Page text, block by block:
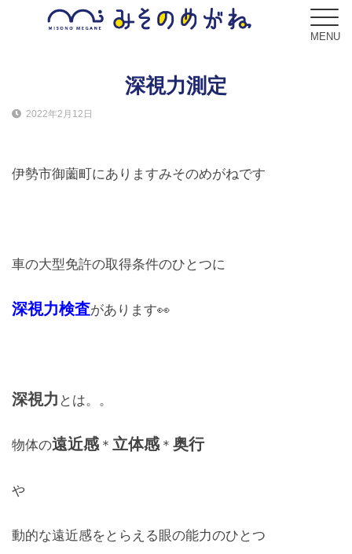
MENU
サービス
Service
フレーム
Lens
キッズ
深視力測定
2022年2月12日
伊勢市御薗町にありますみそのめがねです
車の大型免許の取得条件のひとつに
深視力検査があります👀
深視力 とは。。
物体の遠近感 ＊ 立体感 ＊ 奥行
や
動的な遠近感をとらえる眼の能力のひとつ